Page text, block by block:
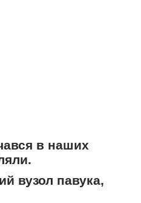
в наших
вузол павука,